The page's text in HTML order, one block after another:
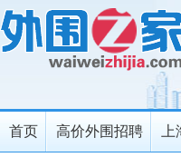
首页 高价外围招聘